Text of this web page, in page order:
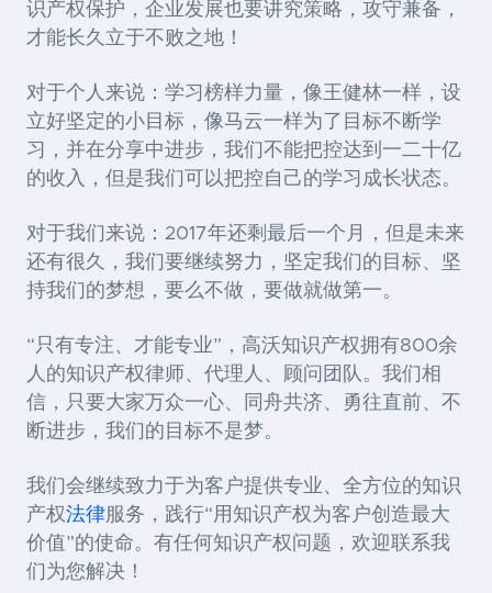
识产权保护， 企业发展也要讲究策略，攻守兼备，
才能长久立于不败之地 ！
对于个人来说：学习榜样力量，像王健林一样，设
立好坚定的小目标，像马云一样为了目标不断学
习，并在分享中进步， 我们不能把控达到一二十亿
的收入，但是我们可以把控自己的学习成长状态。
对于我们来说：2017年还剩最后一个月，但是未来
还有很久，我们要继续努力，坚定我们的目标、坚
持我们的梦想， 要么不做，要做就做第一。
“只有专注、才能专业”，高沃知识产权拥有800余
人的知识产权律师、代理人、顾问团队。我们相
信，只要大家万众一心、同舟共济、勇往直前、不
断进步，我们的目标不是梦。
我们会继续致力于为客户提供专业、全方位的知识
产权法律服务，践行“用知识产权为客户创造最大
价值”的使命。有任何知识产权问题，欢迎联系我
们为您解决！